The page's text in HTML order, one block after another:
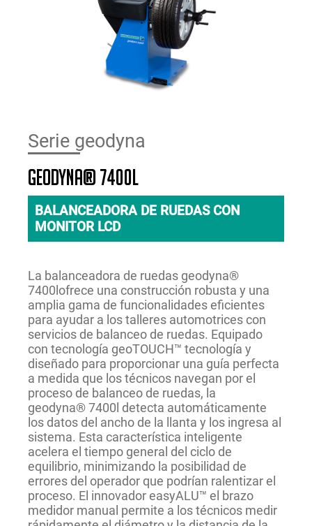
Serie geodyna
geodyna® 7400l
BALANCEADORA DE RUEDAS CON
MONITOR LCD
La balanceadora de ruedas geodyna®
7400lofrece una construcción robusta y una
amplia gama de funcionalidades eficientes
para ayudar a los talleres automotrices con
servicios de balanceo de ruedas. Equipado
con tecnología geoTOUCH™ tecnología y
diseñado para proporcionar una guía perfecta
a medida que los técnicos navegan por el
proceso de balanceo de ruedas, la
geodyna® 7400l detecta automáticamente
los datos del ancho de la llanta y los ingresa al
sistema. Esta característica inteligente
acelera el tiempo general del ciclo de
equilibrio, minimizando la posibilidad de
errores del operador que podrían ralentizar el
proceso. El innovador easyALU™ el brazo
medidor manual permite a los técnicos medir